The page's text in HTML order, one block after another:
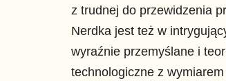
z trudnej do przewidzenia
Nerdka jest też w
wyraźnie przemyślane i
technologiczne z